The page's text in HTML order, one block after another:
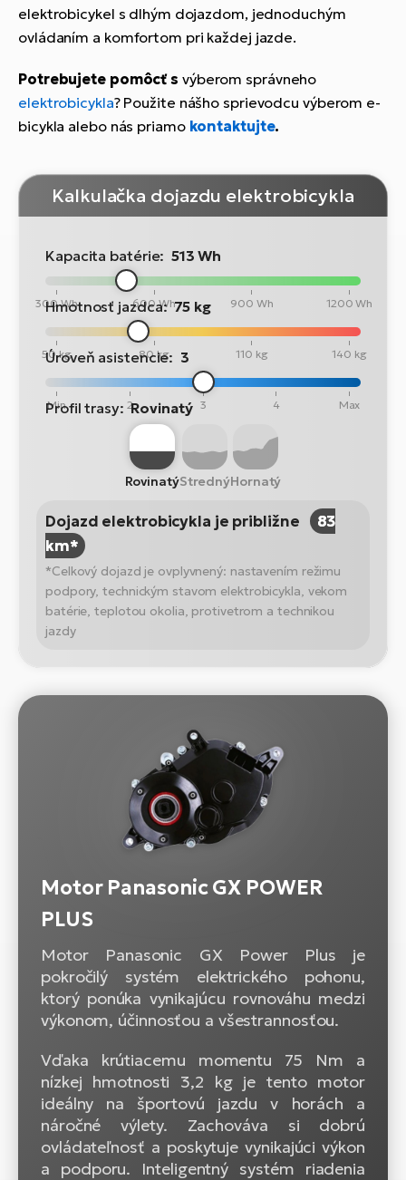
elektrobicykel s dlhým dojazdom, jednoduchým
ovládaním a komfortom pri každej jazde.
Potrebujete pomôcť s výberom správneho
elektrobicykla? Použite nášho sprievodcu výberom e-
bicykla alebo nás priamo kontaktujte.
Kalkulačka dojazdu elektrobicykla
Kapacita batérie: 513 Wh
300 Wh 600 Wh 900 Wh 1200 Wh
Hmotnosť jazdca: 75 kg
50 kg 80 kg 110 kg 140 kg
Úroveň asistencie: 3
Min 2 3 4 Max
Profil trasy: Rovinatý
RovinatýStrednýHornatý
Dojazd elektrobicykla je približne
83
km*
*Celkový dojazd je ovplyvnený: nastavením režimu
podpory, technickým stavom elektrobicykla, vekom
batérie, teplotou okolia, protivetrom a technikou
jazdy
Motor Panasonic GX POWER
PLUS
Motor Panasonic GX Power Plus je
pokročilý systém elektrického pohonu,
ktorý ponúka vynikajúcu rovnováhu medzi
výkonom, účinnosťou a všestrannosťou.
Vďaka krútiacemu momentu 75 Nm a
nízkej hmotnosti 3,2 kg je tento motor
ideálny na športovú jazdu v horách a
náročné výlety. Zachováva si dobrú
ovládateľnosť a poskytuje vynikajúci výkon
a podporu. Inteligentný systém riadenia